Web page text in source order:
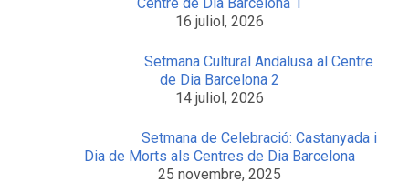
16 juliol, 2026
Setmana Cultural Andalusa al Centre
de Dia Barcelona 2
14 juliol, 2026
Setmana de Celebració: Castanyada i
Dia de Morts als Centres de Dia Barcelona
25 novembre, 2025